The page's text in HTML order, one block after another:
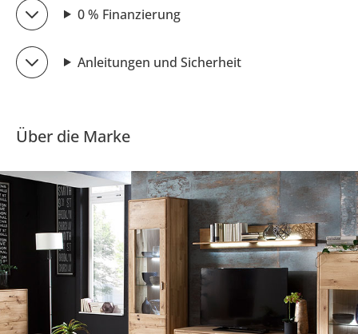
0 % Finanzierung
Anleitungen und Sicherheit
Über die Marke